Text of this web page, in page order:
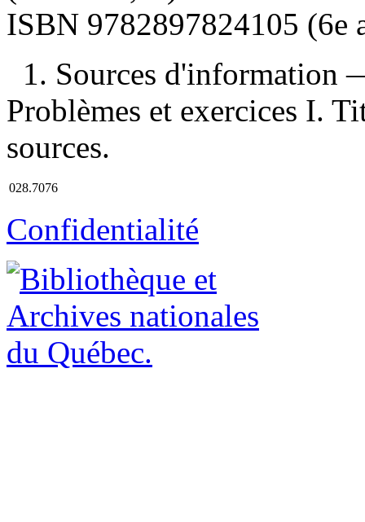
ISBN 9782897824105 (6e
1. Sources d'information
Problèmes et exercices I.
sources.
028.7076
Confidentialité